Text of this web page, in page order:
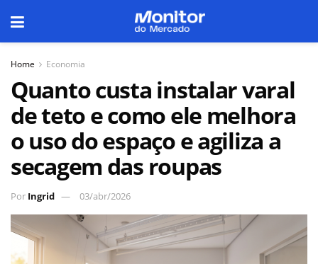
Home Economia
Quanto custa instalar varal
de teto e como ele melhora
o uso do espaço e agiliza a
secagem das roupas
Por Ingrid 03/abr/2026